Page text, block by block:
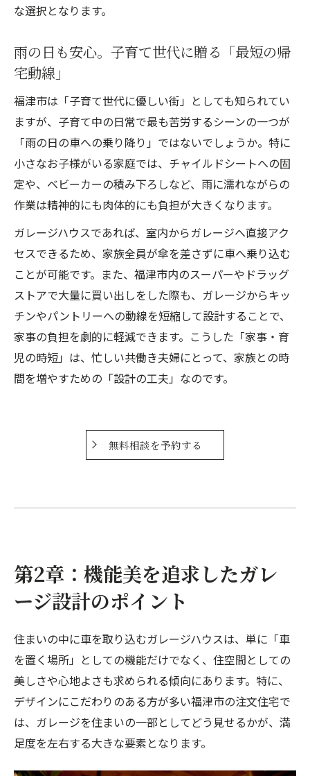
な選択となります。
雨の日も安心。子育て世代に贈る「最短の帰
宅動線」
福津市は「子育て世代に優しい街」としても知られてい
ますが、子育て中の日常で最も苦労するシーンの一つが
「雨の日の車への乗り降り」ではないでしょうか。特に
小さなお子様がいる家庭では、チャイルドシートへの固
定や、ベビーカーの積み下ろしなど、雨に濡れながらの
作業は精神的にも肉体的にも負担が大きくなります。
ガレージハウスであれば、室内からガレージへ直接アク
セスできるため、家族全員が傘を差さずに車へ乗り込む
ことが可能です。また、福津市内のスーパーやドラッグ
ストアで大量に買い出しをした際も、ガレージからキッ
チンやパントリーへの動線を短縮して設計することで、
家事の負担を劇的に軽減できます。こうした「家事・育
児の時短」は、忙しい共働き夫婦にとって、家族との時
間を増やすための「設計の工夫」なのです。
無料相談を予約する
第2章：機能美を追求したガレ
ージ設計のポイント
住まいの中に車を取り込むガレージハウスは、単に「車
を置く場所」としての機能だけでなく、住空間としての
美しさや心地よさも求められる傾向にあります。特に、
デザインにこだわりのある方が多い福津市の注文住宅で
は、ガレージを住まいの一部としてどう見せるかが、満
足度を左右する大きな要素となります。